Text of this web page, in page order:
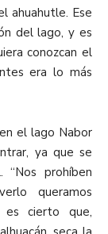
ahuahutle. Ese
del lago, y es
conozcan el
era lo más
el lago Nabor
ya que se
prohíben
queramos
es cierto que,